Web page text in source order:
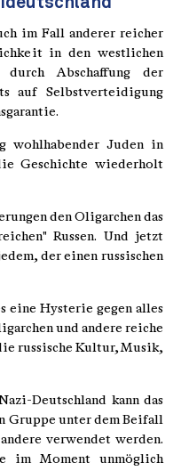
im Fall anderer reicher
in den westlichen
Abschaffung der
auf Selbstverteidigung
wohlhabender Juden in
Geschichte wiederholt
den Oligarchen das
Russen. Und jetzt
der einen russischen
eine Hysterie gegen alles
und andere reiche
russische Kultur, Musik,
Deutschland kann das
Gruppe unter dem Beifall
verwendet werden.
im Moment unmöglich